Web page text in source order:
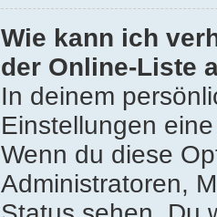
Wie kann ich
der Online-Liste
In deinem
Einstellungen
Wenn du diese
Administratoren,